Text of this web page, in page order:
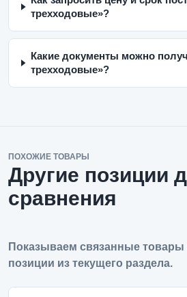
трехходовые»?
Какие документы можно
трехходовые»?
ПОХОЖИЕ ТОВАРЫ
Другие позиции
сравнения
Показываем связанные
позиции из текущего раздела.